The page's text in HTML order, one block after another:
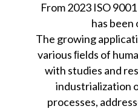
From 2023 ISO
has been
The growing
various ﬁelds of
with studies and
industrialization
processes,